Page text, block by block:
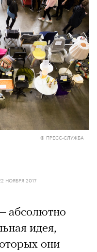
© ПРЕСС-СЛУЖБА
НОЯБРЯ 2017
абсолютно
идея,
они